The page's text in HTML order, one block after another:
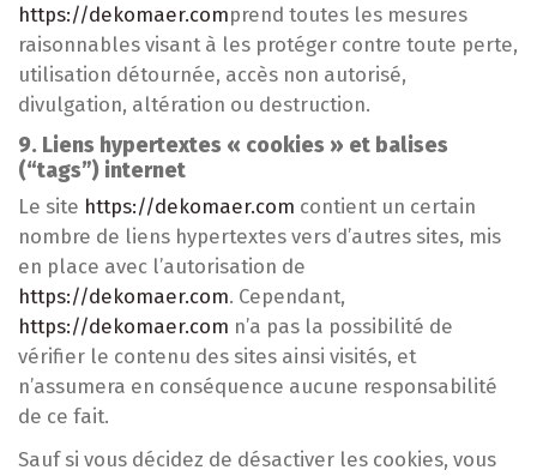
https://dekomaer.comprend toutes les mesures
raisonnables visant à les protéger contre toute perte,
utilisation détournée, accès non autorisé,
divulgation, altération ou destruction.
9. Liens hypertextes « cookies » et balises
(“tags”) internet
Le site https://dekomaer.com contient un certain
nombre de liens hypertextes vers d’autres sites, mis
en place avec l’autorisation de
https://dekomaer.com. Cependant,
https://dekomaer.com n’a pas la possibilité de
vérifier le contenu des sites ainsi visités, et
n’assumera en conséquence aucune responsabilité
de ce fait.
Sauf si vous décidez de désactiver les cookies, vous